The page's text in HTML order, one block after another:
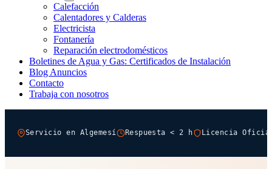
Calefacción
Calentadores y Calderas
Electricista
Fontanería
Reparación electrodomésticos
Boletines de Agua y Gas: Certificados de Instalación
Blog Anuncios
Contacto
Trabaja con nosotros
Servicio en Algemesí Respuesta < 2 h Licencia